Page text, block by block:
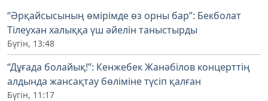
“Әрқайсысының өмірімде өз орны бар”: Бекболат
Тілеухан халыққа үш әйелін таныстырды
Бүгін, 13:48
“Дұғада болайық!”: Кенжебек Жанәбілов концерттің
алдында жансақтау бөліміне түсіп қалған
Бүгін, 11:17